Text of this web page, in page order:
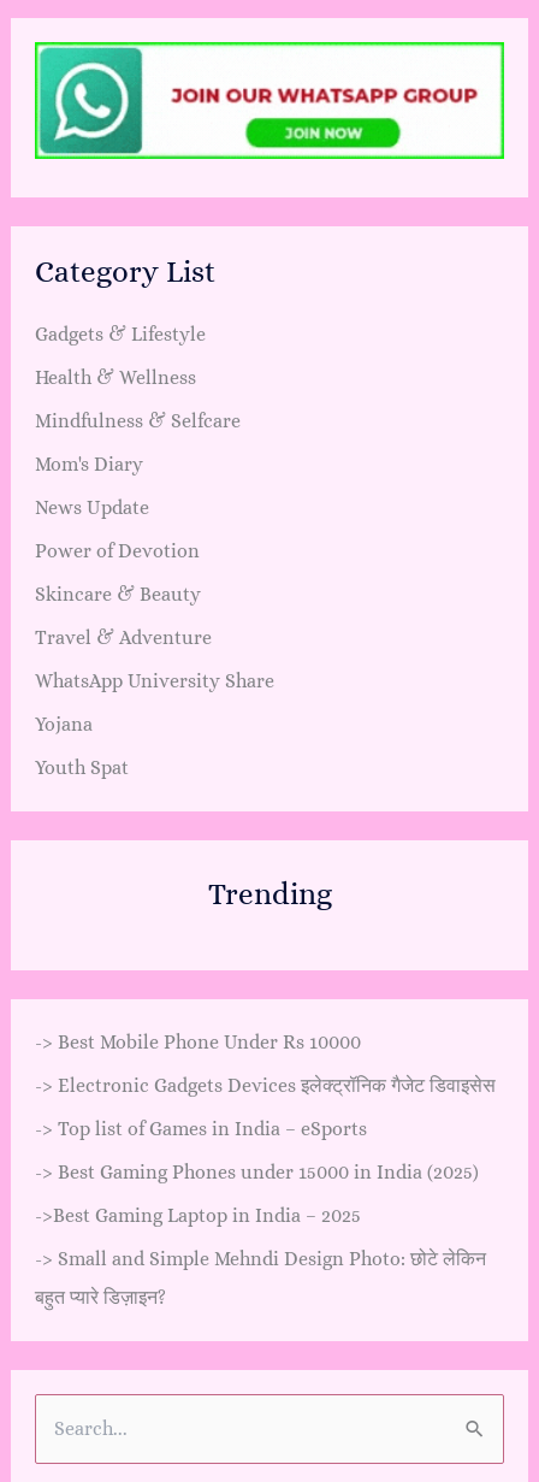
Category List
Gadgets & Lifestyle
Health & Wellness
Mindfulness & Selfcare
Mom's Diary
News Update
Power of Devotion
Skincare & Beauty
Travel & Adventure
WhatsApp University Share
Yojana
Youth Spat
Trending
-> Best Mobile Phone Under Rs 10000
-> Electronic Gadgets Devices इलेक्ट्रॉनिक गैजेट डिवाइसेस
-> Top list of Games in India – eSports
-> Best Gaming Phones under 15000 in India (2025)
->Best Gaming Laptop in India – 2025
-> Small and Simple Mehndi Design Photo: छोटे लेकिन
बहुत प्यारे डिज़ाइन?